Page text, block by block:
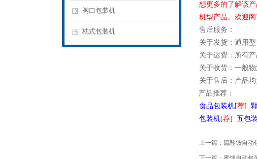
阀口包装机
枕式包装机
想更多的了解该
机型产品。欢迎
售后服务：
关于发货：通用
关于运费：所有
关于收货：一般
关于售后：产品
产品推荐：
食品包装机[荐]
包装机[荐] 五包
上一篇： 硫酸铵自动